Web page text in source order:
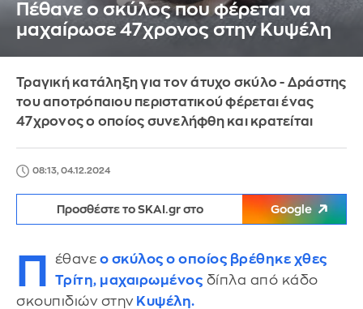
Πέθανε ο σκύλος που φέρεται να
μαχαίρωσε 47χρονος στην Κυψέλη
Τραγική κατάληξη για τον άτυχο σκύλο - Δράστης
του αποτρόπαιου περιστατικού φέρεται ένας
47χρονος ο οποίος συνελήφθη και κρατείται
08:13, 04.12.2024
Προσθέστε το SKAI.gr στο Google
Π έθανε ο σκύλος ο οποίος βρέθηκε χθες
Τρίτη, μαχαιρωμένος δίπλα από κάδο
σκουπιδιών στην Κυψέλη.